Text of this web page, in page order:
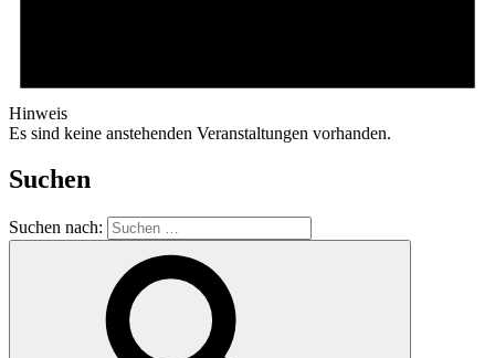
Hinweis
Es sind keine anstehenden Veranstaltungen vorhanden.
Suchen
Suchen nach: